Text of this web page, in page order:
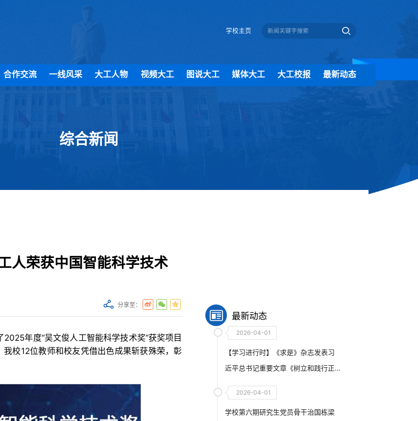
学校主页
合作交流 一线风采 大工人物 视频大工 图说大工 媒体大工 大工校报 最新动态
综合新闻
人荣获中国智能科学技术
分享至：
年度“吴文俊人工智能科学技术奖”获奖项目
校12位教师和校友凭借出色成果斩获殊荣，彰
最新动态
2026-04-01
【学习进行时】《求是》杂志发表习
近平总书记重要文章《树立和践行正
2026-04-01
学校第六期研究生党员骨干治国栋梁